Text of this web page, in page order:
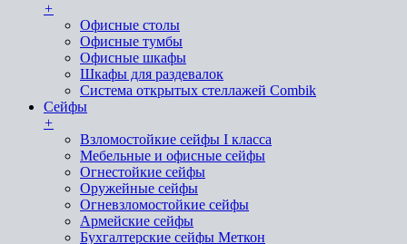
+
Офисные столы
Офисные тумбы
Офисные шкафы
Шкафы для раздевалок
Система открытых стеллажей Combik
Сейфы
+
Взломостойкие сейфы I класса
Мебельные и офисные сейфы
Огнестойкие сейфы
Оружейные сейфы
Огневзломостойкие сейфы
Армейские сейфы
Бухгалтерские сейфы Меткон